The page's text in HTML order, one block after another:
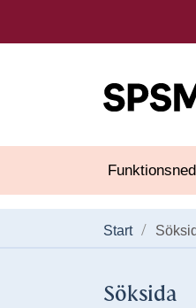
Start
Söksida